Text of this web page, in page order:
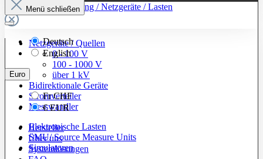
Zur Kategorie: Leistung / Netzgeräte / Lasten
Netzgeräte / Quellen
0 - 100 V
100 - 1000 V
über 1 kV
Bidirektionale Geräte
Stromverteiler
Messwandler
Elektronische Lasten
SMU/ Source Measure Units
Simulatoren
Menü schließen
Deutsch
English
Euro
FrCHF
€EUR
Hersteller
Über uns
Systemlösungen